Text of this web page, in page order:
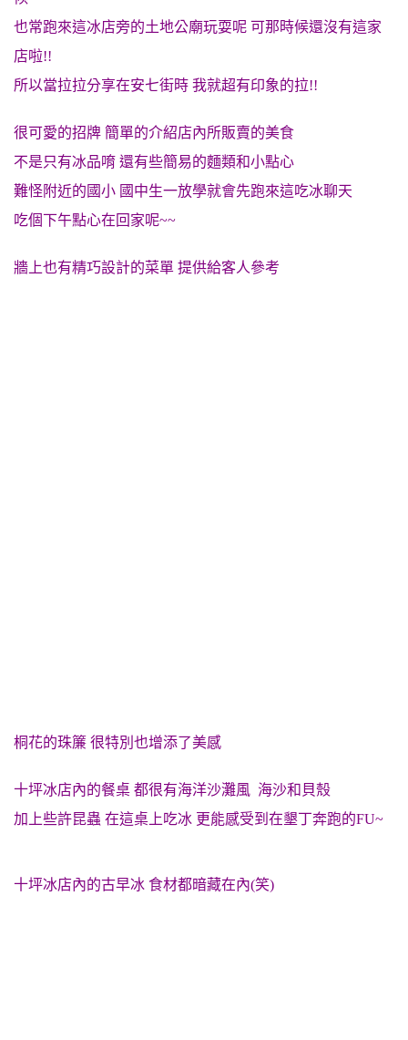
也常跑來這冰店旁的土地公廟玩耍呢 可那時候還沒有這家
店啦!!
所以當拉拉分享在安七街時 我就超有印象的拉!!
很可愛的招牌 簡單的介紹店內所販賣的美食
不是只有冰品唷 還有些簡易的麵類和小點心
難怪附近的國小 國中生一放學就會先跑來這吃冰聊天
吃個下午點心在回家呢~~
牆上也有精巧設計的菜單 提供給客人參考
桐花的珠簾 很特別也增添了美感
十坪冰店內的餐桌 都很有海洋沙灘風 海沙和貝殼
加上些許昆蟲 在這桌上吃冰 更能感受到在墾丁奔跑的FU~
十坪冰店內的古早冰 食材都暗藏在內(笑)